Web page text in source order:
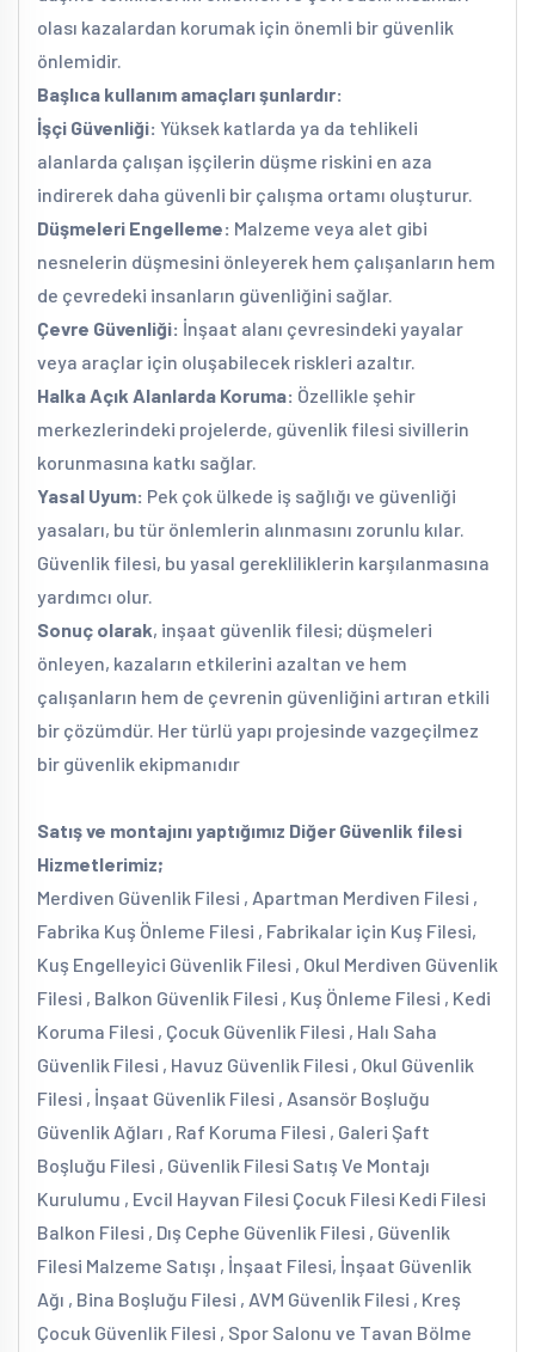
olası kazalardan korumak için önemli bir güvenlik
önlemidir.
Başlıca kullanım amaçları şunlardır:
İşçi Güvenliği: Yüksek katlarda ya da tehlikeli
alanlarda çalışan işçilerin düşme riskini en aza
indirerek daha güvenli bir çalışma ortamı oluşturur.
Düşmeleri Engelleme: Malzeme veya alet gibi
nesnelerin düşmesini önleyerek hem çalışanların hem
de çevredeki insanların güvenliğini sağlar.
Çevre Güvenliği: İnşaat alanı çevresindeki yayalar
veya araçlar için oluşabilecek riskleri azaltır.
Halka Açık Alanlarda Koruma: Özellikle şehir
merkezlerindeki projelerde, güvenlik filesi sivillerin
korunmasına katkı sağlar.
Yasal Uyum: Pek çok ülkede iş sağlığı ve güvenliği
yasaları, bu tür önlemlerin alınmasını zorunlu kılar.
Güvenlik filesi, bu yasal gerekliliklerin karşılanmasına
yardımcı olur.
Sonuç olarak, inşaat güvenlik filesi; düşmeleri
önleyen, kazaların etkilerini azaltan ve hem
çalışanların hem de çevrenin güvenliğini artıran etkili
bir çözümdür. Her türlü yapı projesinde vazgeçilmez
bir güvenlik ekipmanıdır
Satış ve montajını yaptığımız Diğer Güvenlik filesi
Hizmetlerimiz;
Merdiven Güvenlik Filesi , Apartman Merdiven Filesi ,
Fabrika Kuş Önleme Filesi , Fabrikalar için Kuş Filesi,
Kuş Engelleyici Güvenlik Filesi , Okul Merdiven Güvenlik
Filesi , Balkon Güvenlik Filesi , Kuş Önleme Filesi , Kedi
Koruma Filesi , Çocuk Güvenlik Filesi , Halı Saha
Güvenlik Filesi , Havuz Güvenlik Filesi , Okul Güvenlik
Filesi , İnşaat Güvenlik Filesi , Asansör Boşluğu
Güvenlik Ağları , Raf Koruma Filesi , Galeri Şaft
Boşluğu Filesi , Güvenlik Filesi Satış Ve Montajı
Kurulumu , Evcil Hayvan Filesi Çocuk Filesi Kedi Filesi
Balkon Filesi , Dış Cephe Güvenlik Filesi , Güvenlik
Filesi Malzeme Satışı , İnşaat Filesi, İnşaat Güvenlik
Ağı , Bina Boşluğu Filesi , AVM Güvenlik Filesi , Kreş
Çocuk Güvenlik Filesi , Spor Salonu ve Tavan Bölme